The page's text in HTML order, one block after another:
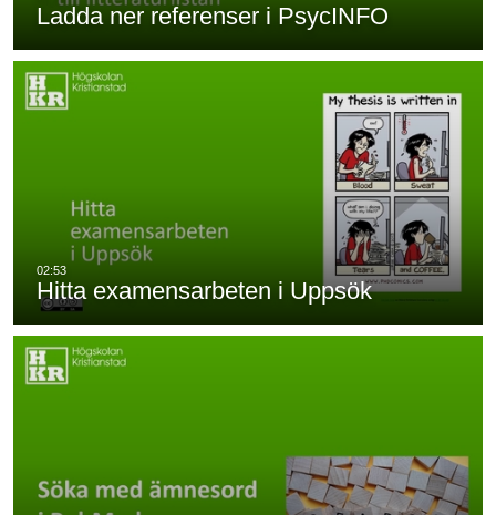
Ladda ner referenser i PsycINFO
Hitta examensarbeten i Uppsök